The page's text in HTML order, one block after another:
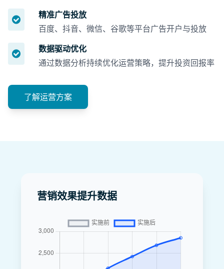
精准广告投放
百度、抖音、微信、谷歌等平台广告开户与投放
数据驱动优化
通过数据分析持续优化运营策略，提升投资回报率
了解运营方案
营销效果提升数据